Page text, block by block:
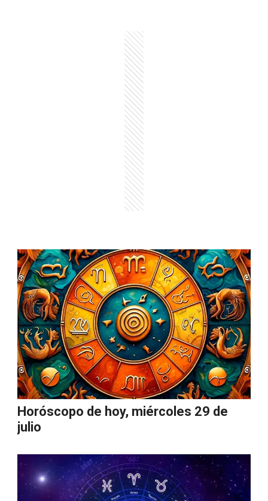
Horóscopo de hoy, miércoles 29 de
julio